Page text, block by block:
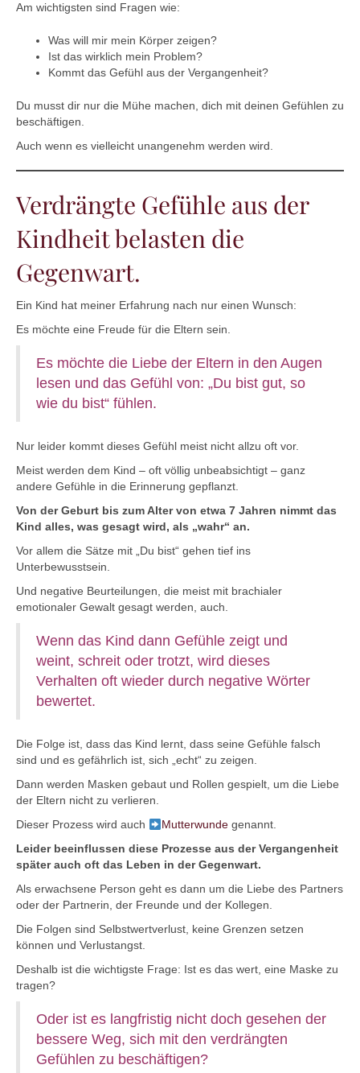
Am wichtigsten sind Fragen wie:
Was will mir mein Körper zeigen?
Ist das wirklich mein Problem?
Kommt das Gefühl aus der Vergangenheit?
Du musst dir nur die Mühe machen, dich mit deinen Gefühlen zu
beschäftigen.
Auch wenn es vielleicht unangenehm werden wird.
Verdrängte Gefühle aus der
Kindheit belasten die
Gegenwart.
Ein Kind hat meiner Erfahrung nach nur einen Wunsch:
Es möchte eine Freude für die Eltern sein.
Es möchte die Liebe der Eltern in den Augen
lesen und das Gefühl von: „Du bist gut, so
wie du bist“ fühlen.
Nur leider kommt dieses Gefühl meist nicht allzu oft vor.
Meist werden dem Kind – oft völlig unbeabsichtigt – ganz
andere Gefühle in die Erinnerung gepflanzt.
Von der Geburt bis zum Alter von etwa 7 Jahren nimmt das
Kind alles, was gesagt wird, als „wahr“ an.
Vor allem die Sätze mit „Du bist“ gehen tief ins
Unterbewusstsein.
Und negative Beurteilungen, die meist mit brachialer
emotionaler Gewalt gesagt werden, auch.
Wenn das Kind dann Gefühle zeigt und
weint, schreit oder trotzt, wird dieses
Verhalten oft wieder durch negative Wörter
bewertet.
Die Folge ist, dass das Kind lernt, dass seine Gefühle falsch
sind und es gefährlich ist, sich „echt“ zu zeigen.
Dann werden Masken gebaut und Rollen gespielt, um die Liebe
der Eltern nicht zu verlieren.
Dieser Prozess wird auch
Mutterwundegenannt.
Leider beeinflussen diese Prozesse aus der Vergangenheit
später auch oft das Leben in der Gegenwart.
Als erwachsene Person geht es dann um die Liebe des Partners
oder der Partnerin, der Freunde und der Kollegen.
Die Folgen sind Selbstwertverlust, keine Grenzen setzen
können und Verlustangst.
Deshalb ist die wichtigste Frage: Ist es das wert, eine Maske zu
tragen?
Oder ist es langfristig nicht doch gesehen der
bessere Weg, sich mit den verdrängten
Gefühlen zu beschäftigen?